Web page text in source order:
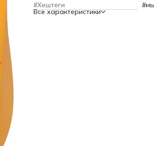
#Хештеги
Все характеристики